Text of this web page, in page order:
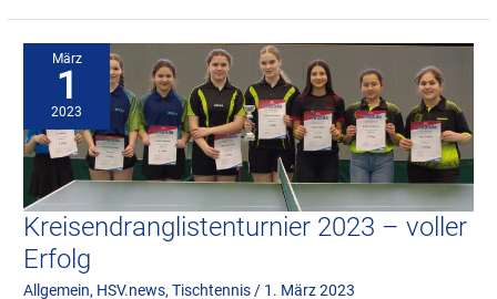
März
1
2023
Kreisendranglistenturnier 2023 – voller
Erfolg
Allgemein, HSV.news,Tischtennis/ 1. März 2023
Kreisendranglistenturnier
2023
–
voller